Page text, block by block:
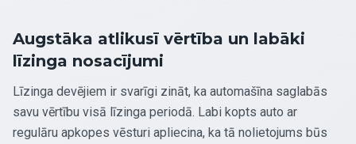
Augstāka atlikusī vērtība un labāki
līzinga nosacījumi
Līzinga devējiem ir svarīgi zināt, ka automašīna saglabās
savu vērtību visā līzinga periodā. Labi kopts auto ar
regulāru apkopes vēsturi apliecina, ka tā nolietojums būs